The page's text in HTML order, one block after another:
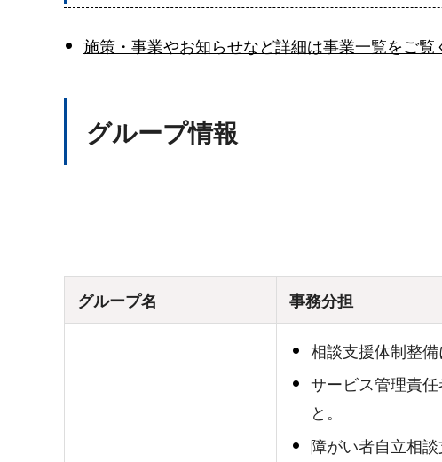
施策・事業やお知らせなど詳細は事業一覧をご覧
グループ情報
グループ名 事務分担
相談支援体制整備
サービス管理責
と。
障がい者自立相談